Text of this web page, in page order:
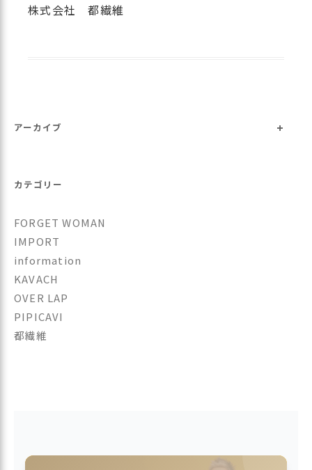
株式会社 都繊維
アーカイブ +
カテゴリー
FORGET WOMAN
IMPORT
information
KAVACH
OVER LAP
PIPICAVI
都繊維